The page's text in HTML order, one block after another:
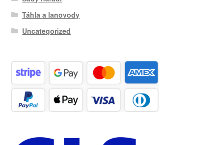
Táhla a lanovody
Uncategorized